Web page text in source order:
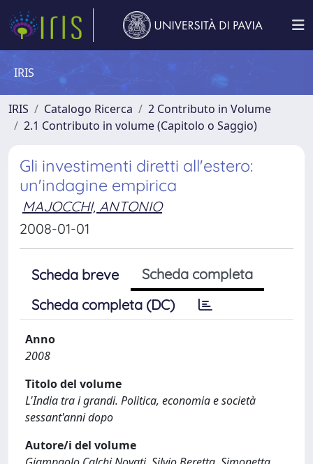
IRIS
IRIS Catalogo Ricerca
2 Contributo in Volume
2.1 Contributo in volume (Capitolo o Saggio)
Gli investimenti diretti all'estero:
un'indagine empirica
MAJOCCHI, ANTONIO
2008-01-01
Scheda breve
Scheda completa
Scheda completa (DC)
Anno
2008
Titolo del volume
L'India tra i grandi. Politica, economia e società
sessant'anni dopo
Autore/i del volume